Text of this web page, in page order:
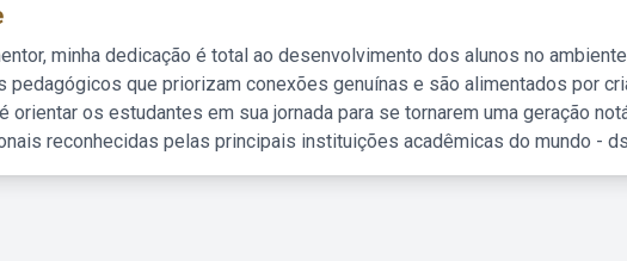
minha dedicação é total ao desenvolvimento dos alunos no
pedagógicos que priorizam conexões genuínas e são alimentados por
orientar os estudantes em sua jornada para se tornarem uma geração
reconhecidas pelas principais instituições acadêmicas do mundo -